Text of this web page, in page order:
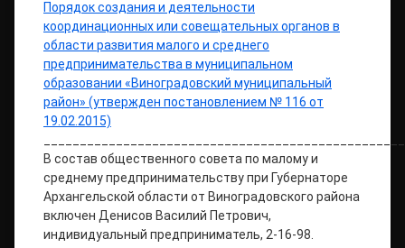
Порядок создания и деятельности
координационных или совещательных органов в
области развития малого и среднего
предпринимательства в муниципальном
образовании «Виноградовский муниципальный
район» (утвержден постановлением № 116 от
19.02.2015)
В состав общественного совета по малому и
среднему предпринимательству при Губернаторе
Архангельской области от Виноградовского района
включен Денисов Василий Петрович,
индивидуальный предприниматель, 2-16-98.